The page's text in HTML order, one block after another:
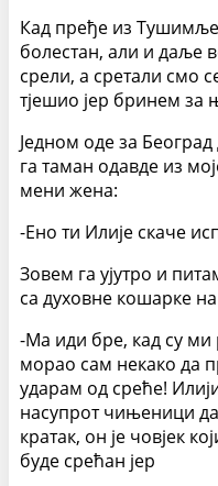
Кад пређе из Тушимље
болестан, али и даље
срели, а сретали смо
тјешио јер бринем за
Једном оде за
га таман одавде из
мени жена:
-Ено ти Илије скаче
Зовем га ујутро и
са духовне кошарке
-Ма иди бре, кад су
морао сам некако да
ударам од среће!
насупрот чињеници
кратак, он је човјек
буде срећан јер